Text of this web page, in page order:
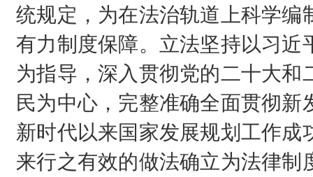
统规定，为在法治轨道上科学编
有力制度保障。立法坚持以习近
为指导，深入贯彻党的二十大
民为中心，完整准确全面贯彻
新时代以来国家发展规划工作
来行之有效的做法确立为法律